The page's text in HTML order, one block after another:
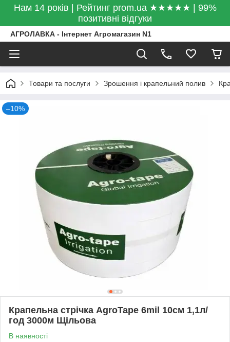
Нам 14 років | Рейтинг prom.ua ★★★★★ | 99%
позитивні відгуки
АГРОЛАВКА - Інтернет Агромагазин N1
Товари та послуги Зрошення і крапельний полив
–10%
Крапельна стрічка AgroTape 6mil 10см 1,1л/
год 3000м Щільова
В наявності